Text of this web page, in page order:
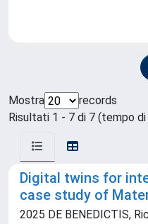
Mostra
records
Risultati 1 - 7 di 7 (tempo
Digital twins for
case study of
2025 DE BENEDICTIS,